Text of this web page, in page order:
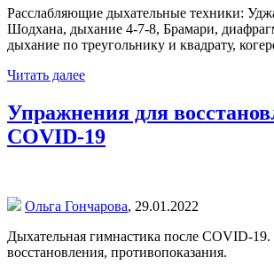
Расслабляющие дыхательные техники:
Шодхана, дыхание 4-7-8, Брамари,
дыхание по треугольнику и квадрату,
Читать далее
Упражнения для
COVID-19
Ольга Гончарова, 29.01.2022
Дыхательная гимнастика после COVID-
восстановления, противопоказания.